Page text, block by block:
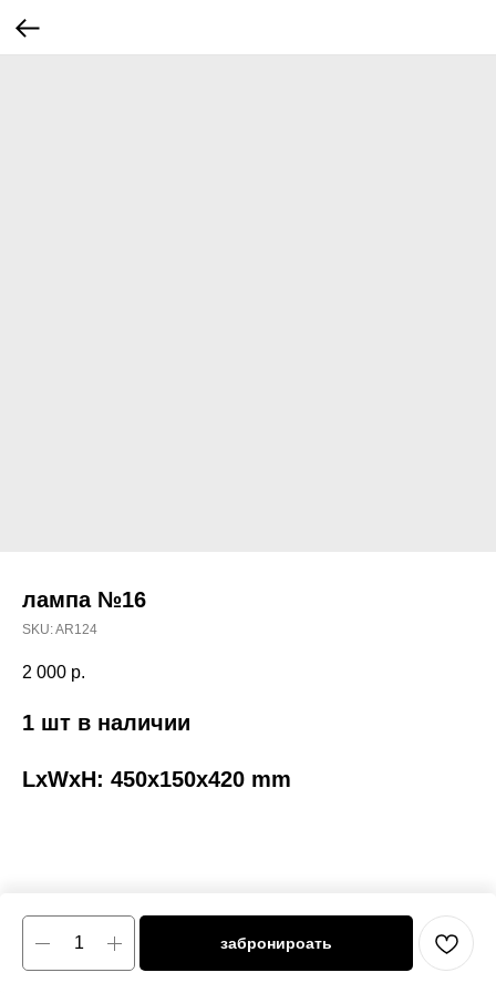
лампа №16
SKU:AR124
2 000 р.
забронироать
1 шт в наличии
LxWxH: 450x150x420 mm